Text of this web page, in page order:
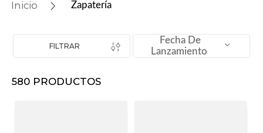
iphone
5.
tenis
Zapatería
FILTRAR
Fecha De
Lanzamiento
580 PRODUCTOS